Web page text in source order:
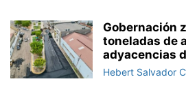
Gobernación
toneladas de
adyacencias
Hebert Salvador